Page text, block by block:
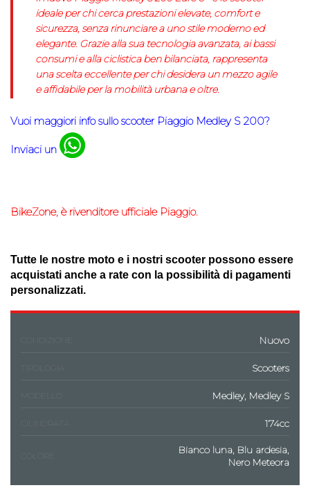
ideale per chi cercaprestazioni elevate, comfort e
sicurezza, senza rinunciare a uno stile moderno ed
elegante. Grazie alla sua tecnologia avanzata, ai bassi
consumi e alla ciclistica ben bilanciata, rappresenta
una scelta eccellente per chi desidera un mezzo agile
e affidabile per la mobilità urbana e oltre.
Vuoi maggiori info sullo scooter Piaggio Medley S 200?
Inviaci un
BikeZone, è rivenditore ufficiale Piaggio.
Tutte le nostre moto e i nostri scooter possono essere
acquistati anche a rate con la possibilità di pagamenti
personalizzati.
Nuovo
Scooters
Medley, Medley S
174cc
Bianco luna, Blu ardesia,
Nero Meteora